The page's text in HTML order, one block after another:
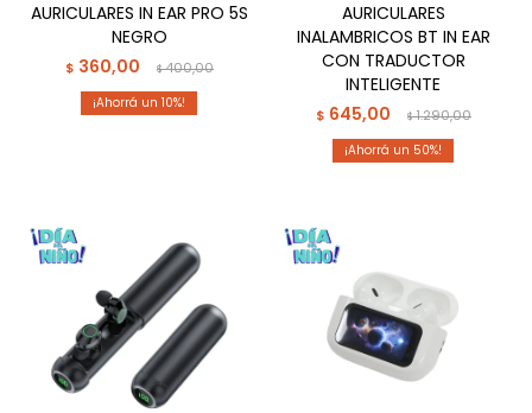
AURICULARES IN EAR PRO 5S
NEGRO
$ 360,00 $400,00
10
AURICULARES
INALAMBRICOS BT IN EAR
CON TRADUCTOR
INTELIGENTE
$ 645,00 $1.290,00
50